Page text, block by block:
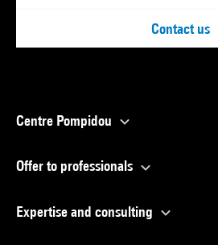
Contact us
Centre Pompidou
Offer to professionals
Expertise and consulting